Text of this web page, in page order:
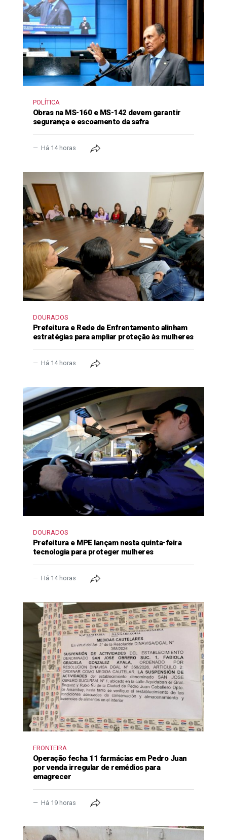
POLÍTICA
Obras na MS-160 e MS-142 devem garantir
segurança e escoamento da safra
Há 14 horas
DOURADOS
Prefeitura e Rede de Enfrentamento alinham
estratégias para ampliar proteção às mulheres
Há 14 horas
DOURADOS
Prefeitura e MPE lançam nesta quinta-feira
tecnologia para proteger mulheres
Há 14 horas
FRONTEIRA
Operação fecha 11 farmácias em Pedro Juan
por venda irregular de remédios para
emagrecer
Há 19 horas